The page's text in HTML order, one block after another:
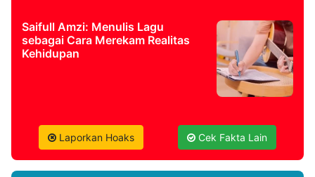
Saifull Amzi: Menulis Lagu
sebagai Cara Merekam Realitas
Kehidupan
Laporkan Hoaks Cek Fakta Lain